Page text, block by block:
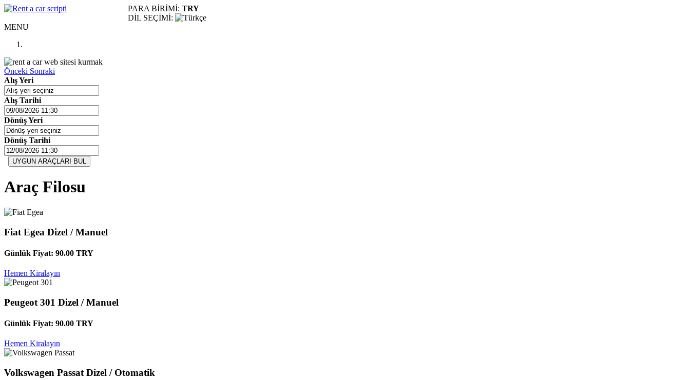
PARA BİRİMİ: TRY
DİL SEÇİMİ:
MENU
Önceki Sonraki
Alış Yeri
Alış Tarihi
Dönüş Yeri
Dönüş Tarihi
Araç Filosu
Fiat Egea Dizel / Manuel
Günlük Fiyat: 90.00 TRY
Hemen Kiralayın
Peugeot 301 Dizel / Manuel
Günlük Fiyat: 90.00 TRY
Hemen Kiralayın
Volkswagen Passat Dizel / Otomatik